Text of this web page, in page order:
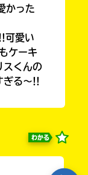
かった
可愛い
ケーキ
スくんの
ぎる〜!!
わかる